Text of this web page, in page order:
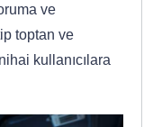
ve
toptan ve
kullanıcılara